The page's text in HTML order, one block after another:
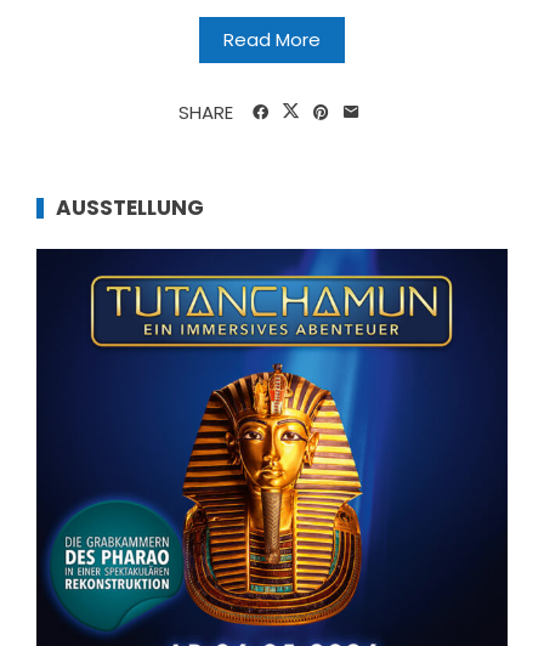
Read More
SHARE
AUSSTELLUNG